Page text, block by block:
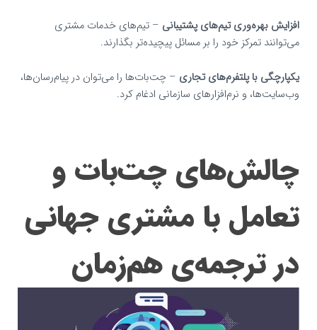
افزایش بهره‌وری تیم‌های پشتیبانی – تیم‌های خدمات مشتری
می‌توانند تمرکز خود را بر مسائل پیچیده‌تر بگذارند.
یکپارچگی با پلتفرم‌های تجاری – چت‌بات‌ها را می‌توان در پیام‌رسان‌ها،
وب‌سایت‌ها، و نرم‌افزارهای سازمانی ادغام کرد.
چالش‌های چت‌بات و
تعامل با مشتری جهانی
در ترجمه‌ی هم‌زمان